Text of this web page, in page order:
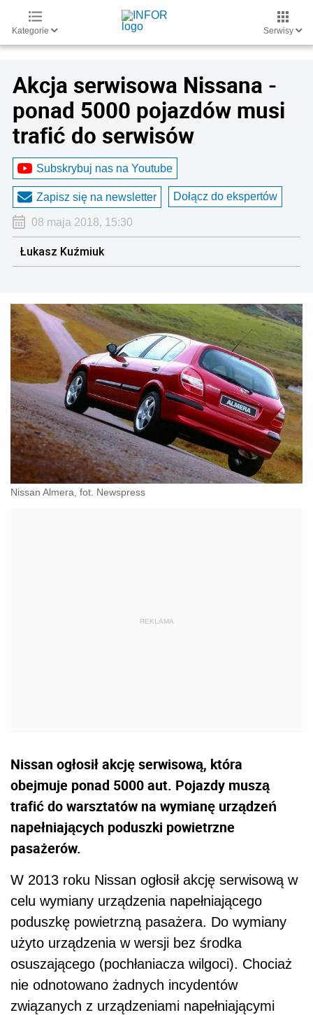
Kategorie Serwisy
Akcja serwisowa Nissana -
ponad 5000 pojazdów musi
trafić do serwisów
Subskrybuj nas na Youtube
Zapisz się na newsletter Dołącz do ekspertów
08 maja 2018, 15:30
Łukasz Kuźmiuk
Nissan Almera, fot. Newspress
Nissan ogłosił akcję serwisową, która
obejmuje ponad 5000 aut. Pojazdy muszą
trafić do warsztatów na wymianę urządzeń
napełniających poduszki powietrzne
pasażerów.
W 2013 roku Nissan ogłosił akcję serwisową w
celu wymiany urządzenia napełniającego
poduszkę powietrzną pasażera. Do wymiany
użyto urządzenia w wersji bez środka
osuszającego (pochłaniacza wilgoci). Chociaż
nie odnotowano żadnych incydentów
związanych z urządzeniami napełniającymi